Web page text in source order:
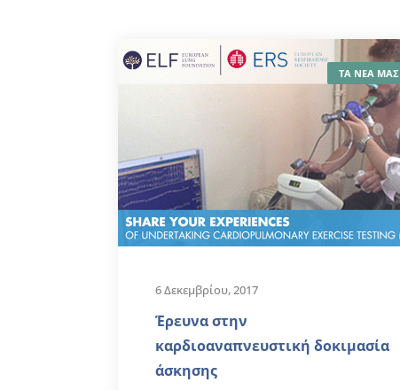
ΤΑ ΝΕΑ ΜΑΣ
6 Δεκεμβρίου, 2017
Έρευνα στην
καρδιοαναπνευστική δοκιμασία
άσκησης